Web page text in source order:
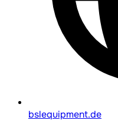
bslequipment.de